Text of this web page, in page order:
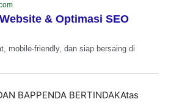
& Optimasi SEO
mobile-friendly, dan siap bersaing di
BAPPENDA BERTINDAKAtas